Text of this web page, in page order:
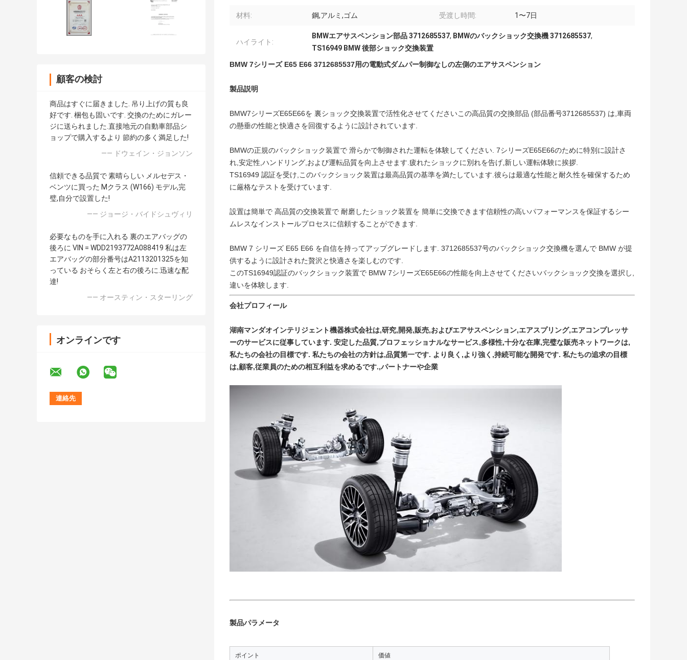
顧客の検討
商品はすぐに届きました. 吊り上げの質も良
好です. 梱包も固いです. 交換のためにガレー
ジに送られました.直接地元の自動車部品シ
ョップで購入するより 節約の多く満足した!
—— ドウェイン・ジョンソン
信頼できる品質で 素晴らしい メルセデス・
ベンツに買った Mクラス (W166) モデル,完
璧,自分で設置した!
—— ジョージ・バイドシュヴィリ
必要なものを手に入れる 裏のエアバッグの
後ろに VIN = WDD2193772A088419 私は左
エアバッグの部分番号はA2113201325を知
っている おそらく左と右の後ろに.迅速な配
達!
—— オースティン・スターリング
オンラインです
材料: 鋼,アルミ,ゴム 受渡し時間: 1〜7日
ハイライト:
BMWエアサスペンション部品 3712685537, BMWのバックショック交換機 3712685537,
TS16949 BMW 後部ショック交換装置
BMW 7シリーズ E65 E66 3712685537用の電動式ダムパー制御なしの左側のエアサスペンション
製品説明
BMW7シリーズE65E66を 裏ショック交換装置で活性化させてくださいこの高品質の交換部品 (部品番号3712685537) は,車両
の懸垂の性能と快適さを回復するように設計されています.
BMWの正規のバックショック装置で 滑らかで制御された運転を体験してください. 7シリーズE65E66のために特別に設計さ
れ,安定性,ハンドリング,および運転品質を向上させます.疲れたショックに別れを告げ,新しい運転体験に挨拶.
TS16949 認証を受け,このバックショック装置は最高品質の基準を満たしています.彼らは最適な性能と耐久性を確保するため
に厳格なテストを受けています.
設置は簡単で 高品質の交換装置で 耐磨したショック装置を 簡単に交換できます信頼性の高いパフォーマンスを保証するシー
ムレスなインストールプロセスに信頼することができます.
BMW 7 シリーズ E65 E66 を自信を持ってアップグレードします. 3712685537号のバックショック交換機を選んで BMW が提
供するように設計された贅沢と快適さを楽しむのです.
このTS16949認証のバックショック装置で BMW 7シリーズE65E66の性能を向上させてくださいバックショック交換を選択し,
違いを体験します.
会社プロフィール
湖南マンダオインテリジェント機器株式会社は,研究,開発,販売,およびエアサスペンション,エアスプリング,エアコンプレッサ
ーのサービスに従事しています. 安定した品質,プロフェッショナルなサービス,多様性,十分な在庫,完璧な販売ネットワークは,
私たちの会社の目標です. 私たちの会社の方針は,品質第一です. より良く,より強く,持続可能な開発です. 私たちの追求の目標
は,顧客,従業員のための相互利益を求めるです.,パートナーや企業
製品パラメータ
ポイント 価値